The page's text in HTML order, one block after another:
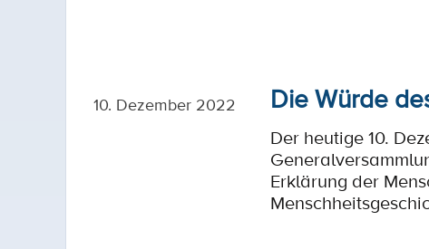
10. Dezember 2022 Die Würde
Der heutige 10.
Erklärung der